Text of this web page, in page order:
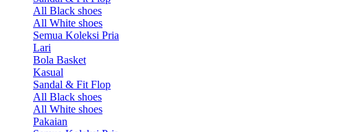
All Black shoes
All White shoes
Semua Koleksi Pria
Lari
Bola Basket
Kasual
Sandal & Fit Flop
All Black shoes
All White shoes
Pakaian